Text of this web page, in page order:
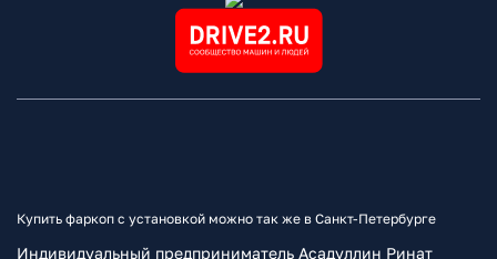
Купить фаркоп с установкой можно так же в Санкт-Петербурге
Индивидуальный предприниматель Асадуллин Ринат